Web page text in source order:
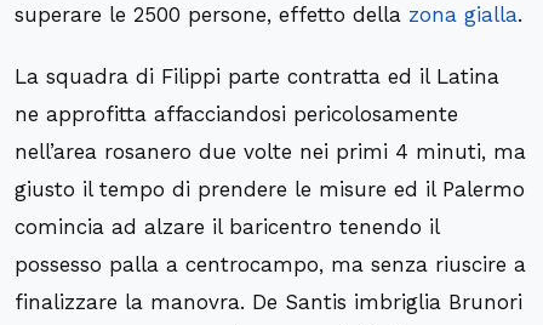
superare le 2500 persone, effetto della zona gialla.
La squadra di Filippi parte contratta ed il Latina
ne approfitta affacciandosi pericolosamente
nell’area rosanero due volte nei primi 4 minuti, ma
giusto il tempo di prendere le misure ed il Palermo
comincia ad alzare il baricentro tenendo il
possesso palla a centrocampo, ma senza riuscire a
finalizzare la manovra. De Santis imbriglia Brunori